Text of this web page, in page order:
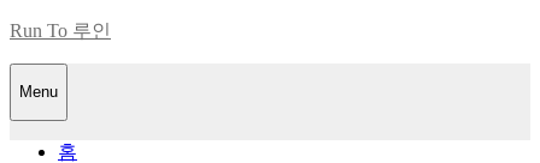
Skip
content
Run To 루인
Menu
홈